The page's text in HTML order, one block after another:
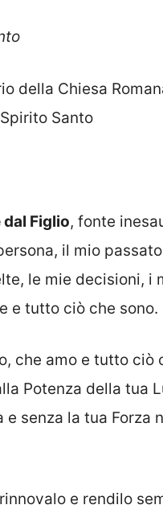
della Chiesa
Santo
dal Figlio, fonte
il mio
le mie decisioni, i
e tutto ciò che sono.
che amo e tutto ciò
Potenza della tua
senza la tua Forza
e rendilo